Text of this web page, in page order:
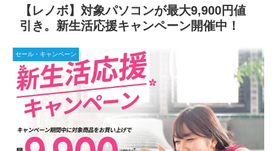
【レノボ】対象パソコンが最大9,900円値
引き。新生活応援キャンペーン開催中！
セール・キャンペーン